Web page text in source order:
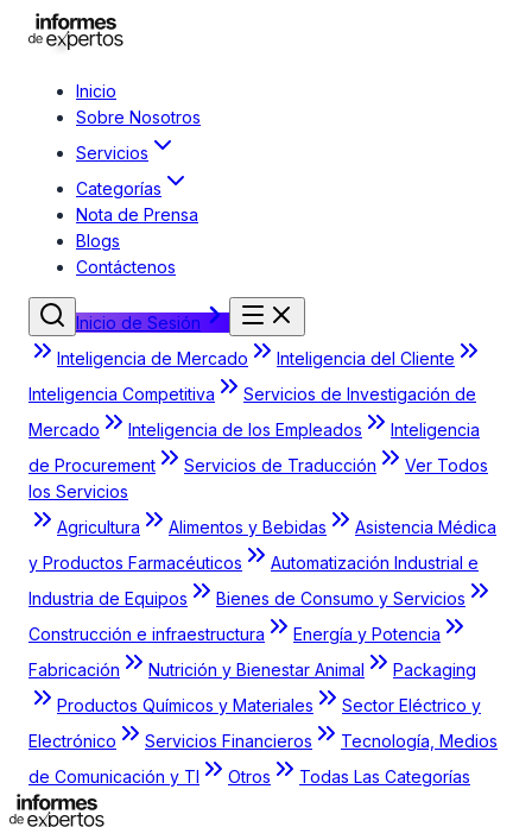
Inicio
Sobre Nosotros
Servicios
Categorías
Nota de Prensa
Blogs
Contáctenos
Inicio de Sesión
Inteligencia de Mercado
Inteligencia del Cliente
Inteligencia Competitiva
Servicios de Investigación de
Mercado
Inteligencia de los Empleados
Inteligencia
de Procurement
Servicios de Traducción
Ver Todos
los Servicios
Agricultura
Alimentos y Bebidas
Asistencia Médica
y Productos Farmacéuticos
Automatización Industrial e
Industria de Equipos
Bienes de Consumo y Servicios
Construcción e infraestructura
Energía y Potencia
Fabricación
Nutrición y Bienestar Animal
Packaging
Productos Químicos y Materiales
Sector Eléctrico y
Electrónico
Servicios Financieros
Tecnología, Medios
de Comunicación y TI
Otros Todas Las Categorías